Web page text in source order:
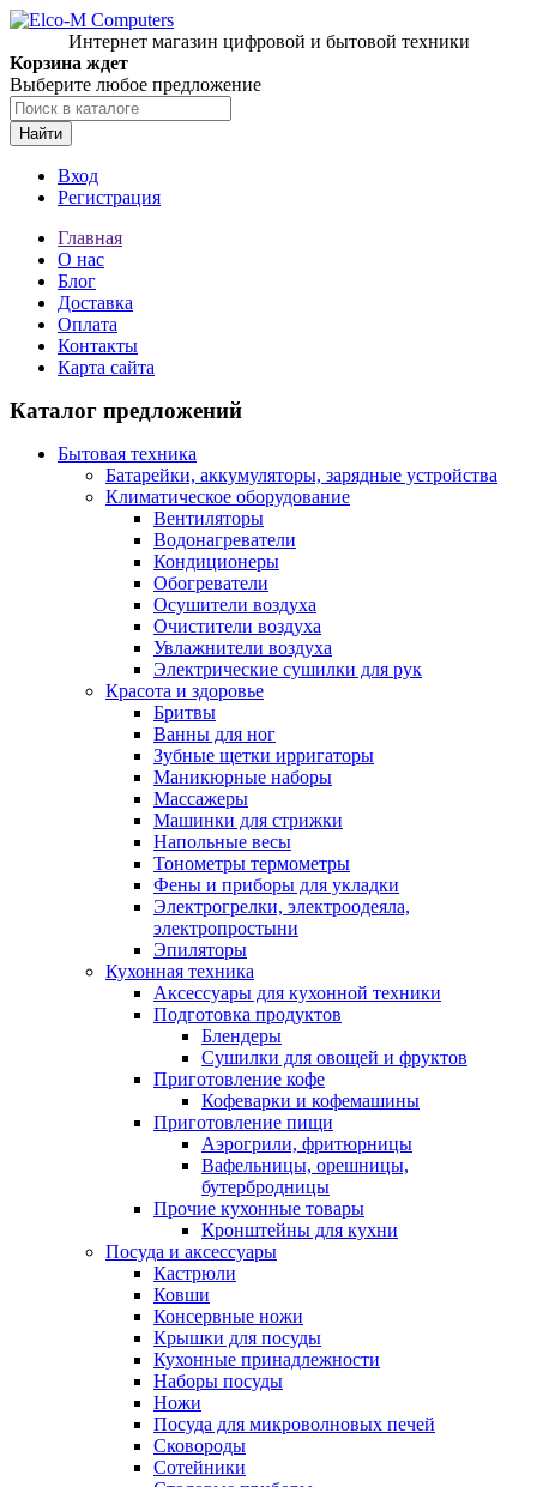
Интернет магазин цифровой и бытовой техники
Корзина ждет
Выберите любое предложение
Найти
Вход
Регистрация
Главная
О нас
Блог
Доставка
Оплата
Контакты
Карта сайта
Каталог предложений
Бытовая техника
Батарейки, аккумуляторы, зарядные устройства
Климатическое оборудование
Вентиляторы
Водонагреватели
Кондиционеры
Обогреватели
Осушители воздуха
Очистители воздуха
Увлажнители воздуха
Электрические сушилки для рук
Красота и здоровье
Бритвы
Ванны для ног
Зубные щетки ирригаторы
Маникюрные наборы
Массажеры
Машинки для стрижки
Напольные весы
Тонометры термометры
Фены и приборы для укладки
Электрогрелки, электроодеяла,
электропростыни
Эпиляторы
Кухонная техника
Аксессуары для кухонной техники
Подготовка продуктов
Блендеры
Сушилки для овощей и фруктов
Приготовление кофе
Кофеварки и кофемашины
Приготовление пищи
Аэрогрили, фритюрницы
Вафельницы, орешницы,
бутербродницы
Прочие кухонные товары
Кронштейны для кухни
Посуда и аксессуары
Кастрюли
Ковши
Консервные ножи
Крышки для посуды
Кухонные принадлежности
Наборы посуды
Ножи
Посуда для микроволновых печей
Сковороды
Сотейники